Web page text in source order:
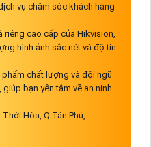
vụ chăm sóc khách hàng
cao cấp của Hikvision,
hình ảnh sắc nét và độ tin
chất lượng và đội ngũ
bạn yên tâm về an ninh
Thới Hòa, Q.Tân Phú,